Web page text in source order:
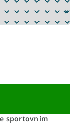
sportovním